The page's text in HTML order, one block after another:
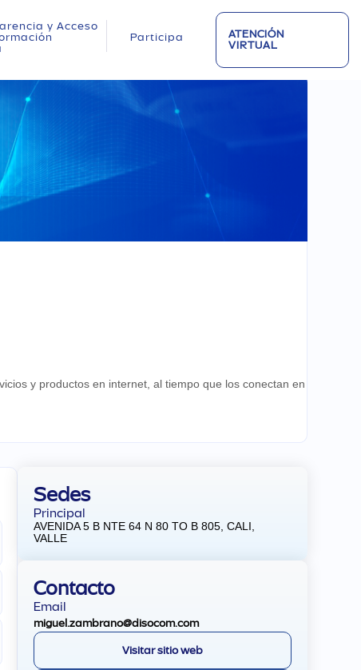
y Acceso
Participa
ATENCIÓN
VIRTUAL
y productos en internet, al tiempo que los conectan en
Sedes
Principal
AVENIDA 5 B NTE 64 N 80 TO B 805, CALI,
VALLE
Contacto
Email
miguel.zambrano@disocom.com
Visitar sitio web